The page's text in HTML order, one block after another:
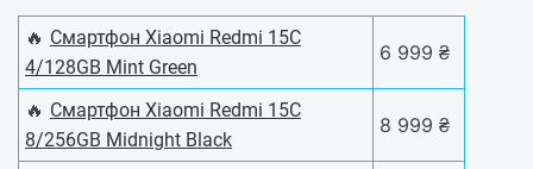
🔥 Смартфон Xiaomi Redmi 15C
4/128GB Mint Green
6 999 ₴
🔥 Смартфон Xiaomi Redmi 15C
8/256GB Midnight Black
8 999 ₴